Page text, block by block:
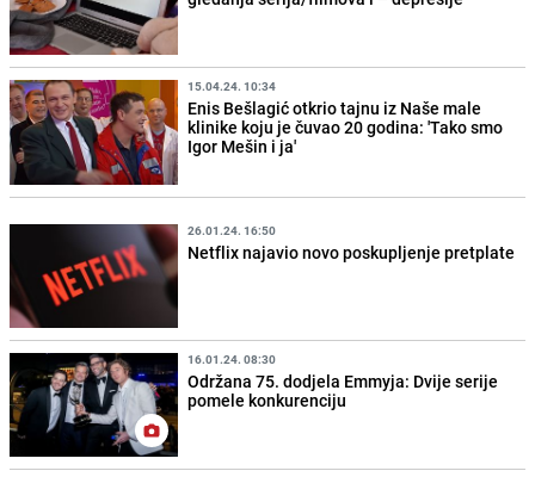
15.04.24. 10:34
Enis Bešlagić otkrio tajnu iz Naše male
klinike koju je čuvao 20 godina: 'Tako smo
Igor Mešin i ja'
26.01.24. 16:50
Netflix najavio novo poskupljenje pretplate
16.01.24. 08:30
Održana 75. dodjela Emmyja: Dvije serije
pomele konkurenciju